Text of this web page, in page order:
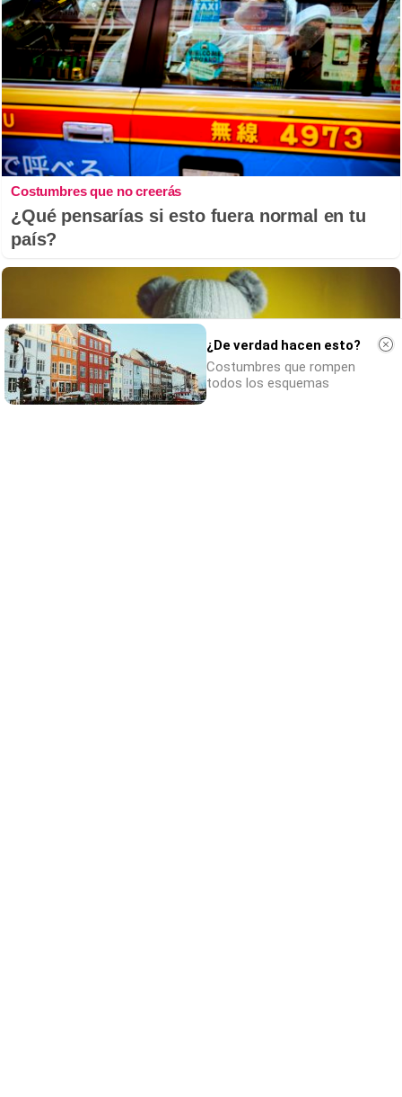
Costumbres que no creerás
¿Qué pensarías si esto fuera normal en tu
país?
¿De verdad hacen esto?
Costumbres que rompen
todos los esquemas